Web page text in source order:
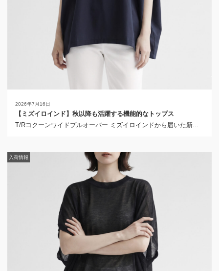
2026年7月16日
【ミズイロインド】秋以降も活躍する機能的なトップス
T/Rコクーンワイドプルオーバー ミズイロインドから届いた新...
入荷情報